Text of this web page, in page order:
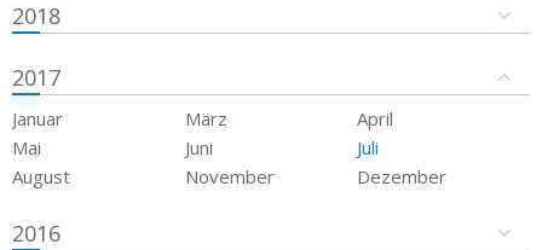
2018
2017
Januar März
April
Mai
Juni
Juli
August
November Dezember
2016